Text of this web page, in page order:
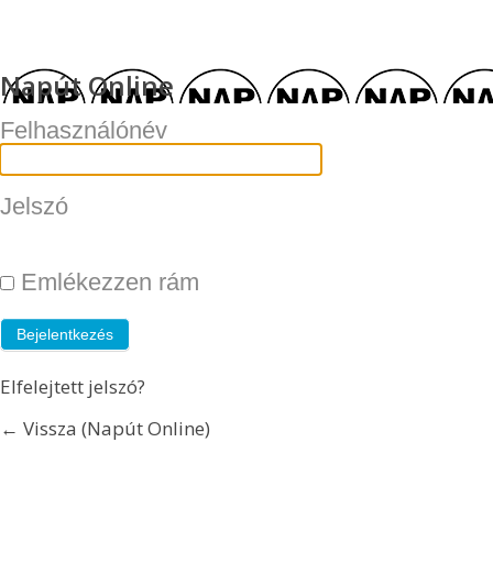
Napút Online
Felhasználónév
Jelszó
Emlékezzen rám
Elfelejtett jelszó?
← Vissza (Napút Online)